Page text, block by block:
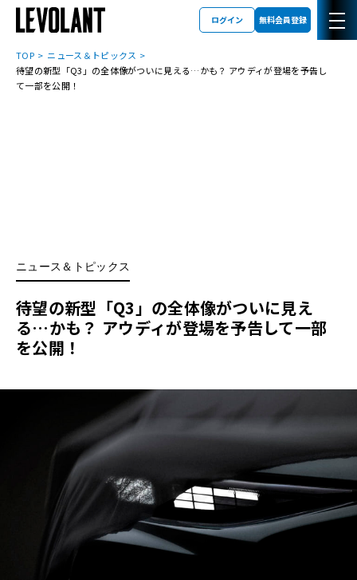
ログイン 無料会員登録
TOP
ニュース＆トピックス
待望の新型「Q3」の全体像がついに見える…かも？ アウディが登場を予告し
て一部を公開！
ニュース＆トピックス
待望の新型「Q3」の全体像がついに見え
る…かも？ アウディが登場を予告して一部
を公開！